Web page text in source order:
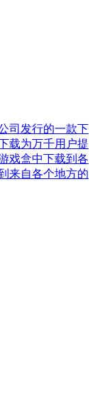
司发行的一款下
载为万千用户提
戏盒中下载到各
来自各个地方的